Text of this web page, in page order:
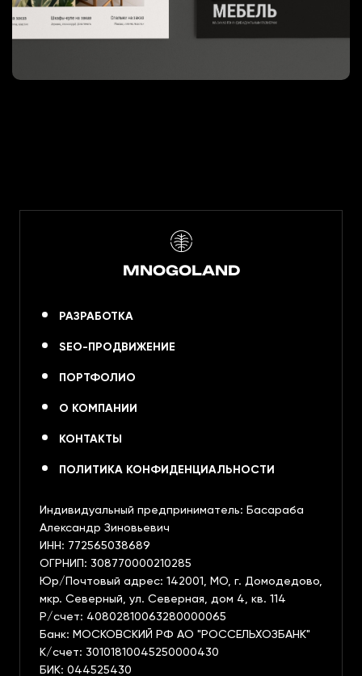
MNOGOLAND
РАЗРАБОТКА
SEO-ПРОДВИЖЕНИЕ
ПОРТФОЛИО
О КОМПАНИИ
КОНТАКТЫ
ПОЛИТИКА КОНФИДЕНЦИАЛЬНОСТИ
Индивидуальный предприниматель: Басараба
Александр Зиновьевич
ИНН: 772565038689
ОГРНИП: 308770000210285
Юр/Почтовый адрес: 142001, МО, г. Домодедово,
мкр. Северный, ул. Северная, дом 4, кв. 114
Р/счет: 40802810063280000065
Банк: МОСКОВСКИЙ РФ АО "РОССЕЛЬХОЗБАНК"
К/счет: 30101810045250000430
БИК: 044525430